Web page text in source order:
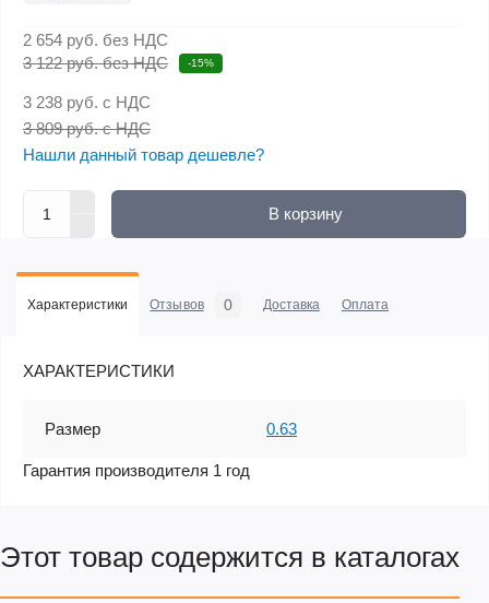
2 654 руб. без НДС
3 122 руб. без НДС
-15%
3 238 руб. с НДС
3 809 руб. с НДС
Нашли данный товар дешевле?
В корзину
Характеристики Отзывов 0 Доставка Оплата
ХАРАКТЕРИСТИКИ
Размер 0.63
Гарантия производителя 1 год
Этот товар содержится в каталогах